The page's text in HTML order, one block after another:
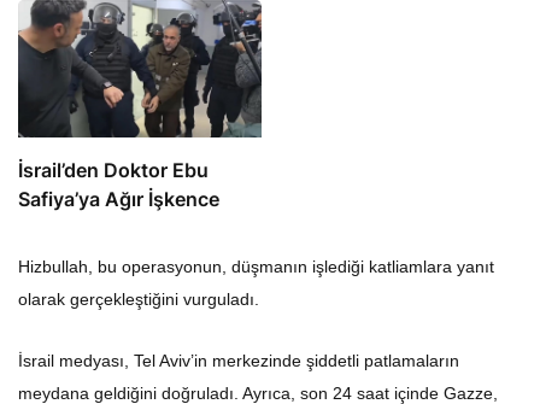
İsrail’den Doktor Ebu
Safiya’ya Ağır İşkence
Hizbullah, bu operasyonun, düşmanın işlediği katliamlara yanıt
olarak gerçekleştiğini vurguladı.
İsrail medyası, Tel Aviv’in merkezinde şiddetli patlamaların
meydana geldiğini doğruladı. Ayrıca, son 24 saat içinde Gazze,